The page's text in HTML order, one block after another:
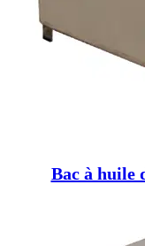
Bac à huile